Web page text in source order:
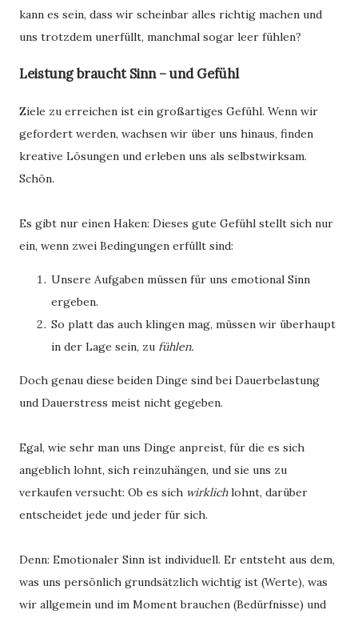
kann es sein, dass wir scheinbar alles richtig machen und
uns trotzdem unerfüllt, manchmal sogar leer fühlen?
Leistung braucht Sinn – und Gefühl
Ziele zu erreichen ist ein großartiges Gefühl. Wenn wir
gefordert werden, wachsen wir über uns hinaus, finden
kreative Lösungen und erleben uns als selbstwirksam.
Schön.
Es gibt nur einen Haken: Dieses gute Gefühl stellt sich nur
ein, wenn zwei Bedingungen erfüllt sind:
Unsere Aufgaben müssen für uns emotional Sinn
ergeben.
So platt das auch klingen mag, müssen wir überhaupt
in der Lage sein, zu fühlen.
Doch genau diese beiden Dinge sind bei Dauerbelastung
und Dauerstress meist nicht gegeben.
Egal, wie sehr man uns Dinge anpreist, für die es sich
angeblich lohnt, sich reinzuhängen, und sie uns zu
verkaufen versucht: Ob es sich wirklichlohnt, darüber
entscheidet jede und jeder für sich.
Denn: Emotionaler Sinn ist individuell. Er entsteht aus dem,
was uns persönlich grundsätzlich wichtig ist (Werte), was
wir allgemein und im Moment brauchen (Bedürfnisse) und